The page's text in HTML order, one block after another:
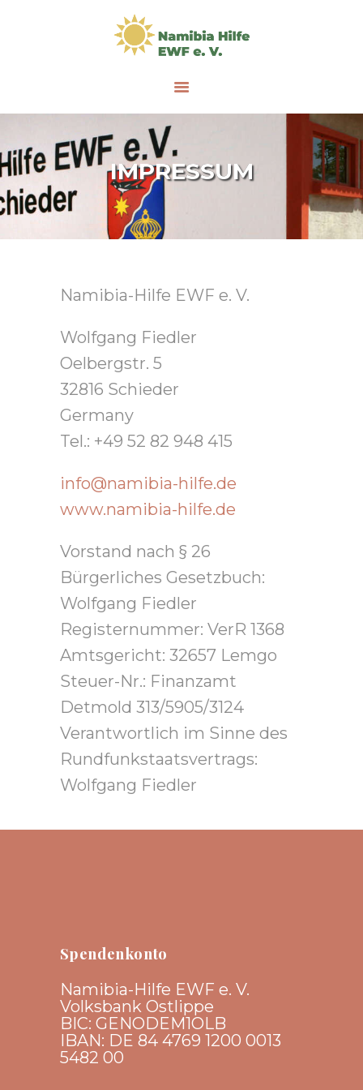
IMPRESSUM
STARTSEITE
UNTERSTÜTZEN/SP
ENDEN
Namibia-Hilfe EWF e. V.
Wolfgang Fiedler
Oelbergstr. 5
32816 Schieder
Germany
Tel.: +49 52 82 948 415
info@namibia-hilfe.de
www.namibia-hilfe.de
Vorstand nach § 26
Bürgerliches Gesetzbuch:
Wolfgang Fiedler
Registernummer: VerR 1368
Amtsgericht: 32657 Lemgo
Steuer-Nr.: Finanzamt
Detmold 313/5905/3124
Verantwortlich im Sinne des
Rundfunkstaats­vertrags:
Wolfgang Fiedler
Spendenkonto
Namibia-Hilfe EWF e. V.
Volksbank Ostlippe
BIC: GENODEM1OLB
IBAN: DE 84 4769 1200 0013
5482 00